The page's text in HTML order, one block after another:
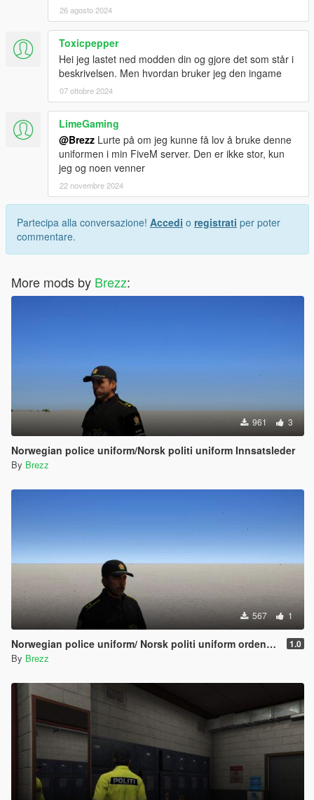
26 agosto 2024
Toxicpepper
Hei jeg lastet ned modden din og gjore det som står i
beskrivelsen. Men hvordan bruker jeg den ingame
07 ottobre 2024
LimeGaming
@Brezz Lurte på om jeg kunne få lov å bruke denne
uniformen i min FiveM server. Den er ikke stor, kun
jeg og noen venner
22 novembre 2024
Partecipa alla conversazione! Accedi o registrati per poter
commentare.
More mods by Brezz:
961 3
Norwegian police uniform/Norsk politi uniform Innsatsleder
By Brezz
567 1
Norwegian police uniform/ Norsk politi uniform ordenstjenesten 1.0
By Brezz